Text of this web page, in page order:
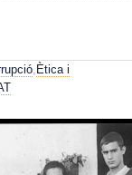
, Ètica i